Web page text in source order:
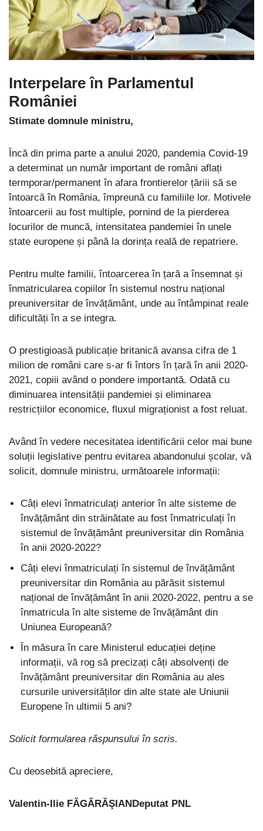
Interpelare în Parlamentul
României
Stimate domnule ministru,
Încă din prima parte a anului 2020, pandemia Covid-19
a determinat un număr important de români aflați
termporar/permanent în afara frontierelor țăriii să se
întoarcă în România, împreună cu familiile lor. Motivele
întoarcerii au fost multiple, pornind de la pierderea
locurilor de muncă, intensitatea pandemiei în unele
state europene și până la dorința reală de repatriere.
Pentru multe familii, întoarcerea în țară a însemnat și
înmatricularea copiilor în sistemul nostru național
preuniversitar de învățământ, unde au întâmpinat reale
dificultăți în a se integra.
O prestigioasă publicație britanică avansa cifra de 1
milion de români care s-ar fi întors în țară în anii 2020-
2021, copiii având o pondere importantă. Odată cu
diminuarea intensității pandemiei și eliminarea
restricțiilor economice, fluxul migraționist a fost reluat.
Având în vedere necesitatea identificării celor mai bune
soluții legislative pentru evitarea abandonului școlar, vă
solicit, domnule ministru, următoarele informații:
Câți elevi înmatriculați anterior în alte sisteme de
învățământ din străinătate au fost înmatriculați în
sistemul de învățământ preuniversitar din România
în anii 2020-2022?
Câți elevi înmatriculați în sistemul de învățământ
preuniversitar din România au părăsit sistemul
național de învățământ în anii 2020-2022, pentru a se
înmatricula în alte sisteme de învățământ din
Uniunea Europeană?
În măsura în care Ministerul educației deține
informații, vă rog să precizați câți absolvenți de
învățământ preuniversitar din România au ales
cursurile universităților din alte state ale Uniunii
Europene în ultimii 5 ani?
Solicit formularea răspunsului în scris.
Cu deosebită apreciere,
Valentin-Ilie FĂGĂRĂŞIANDeputat PNL